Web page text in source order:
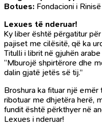
Botues: Fondacioni i
Lexues të nderuar!
Ky liber është përgatitur
pajiset me cilësitë, që ka
Titulli i librit në gjuhën
“Mburojë shpirtërore dhe
dalin gjatë jetës së tij.”
Broshura ka fituar një
ribotuar me dhjetëra herë,
fundit është përkthyer në
Lexues i nderuar!